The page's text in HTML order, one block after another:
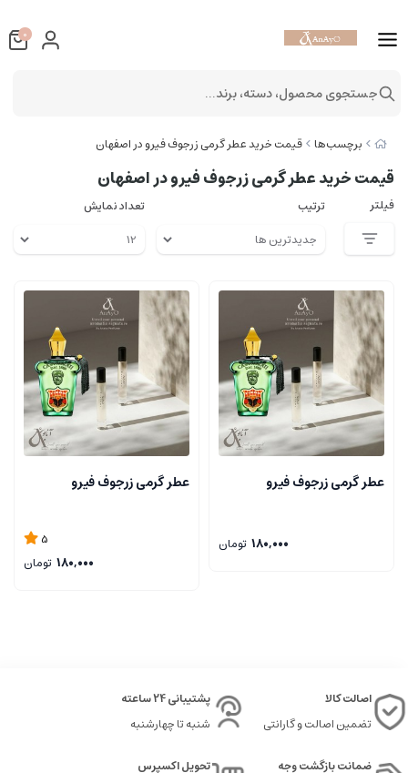
برچسب‌ها قیمت خرید عطر گرمی زرجوف فیرو در اصفهان
قیمت خرید عطر گرمی زرجوف فیرو در اصفهان
فیلتر ترتیب تعداد نمایش
عطر گرمی زرجوف فیرو
180,000 تومان
عطر گرمی زرجوف فیرو
5
180,000 تومان
اصالت کالا
تضمین اصالت و گارانتی
پشتیبانی 24 ساعته
شنبه تا چهارشنبه
ضمانت بازگشت وجه
تحویل اکسپرس
0
جستجوی محصول، دسته، برند...